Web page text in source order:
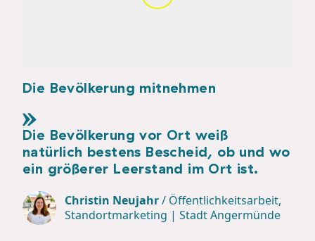
Die Bevölkerung mitnehmen
Die Bevölkerung vor Ort weiß
natürlich bestens Bescheid, ob und wo
ein größerer Leerstand im Ort ist.
Christin Neujahr/ Öffentlichkeitsarbeit,
Standortmarketing | Stadt Angermünde